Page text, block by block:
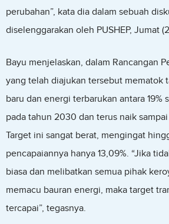
perubahan”, kata dia dalam sebuah
diselenggarakan oleh PUSHEP, Jumat
Bayu menjelaskan, dalam Rancangan
yang telah diajukan tersebut mematok
baru dan energi terbarukan antara 19%
pada tahun 2030 dan terus naik
Target ini sangat berat, mengingat
pencapaiannya hanya 13,09%. “Jika
biasa dan melibatkan semua pihak
memacu bauran energi, maka target
tercapai”, tegasnya.